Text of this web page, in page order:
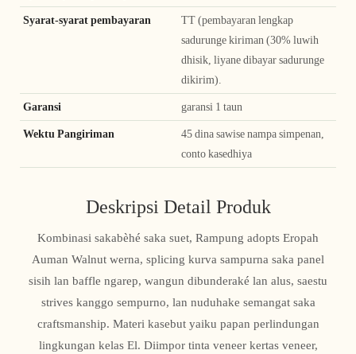
Syarat-syarat pembayaran
TT (pembayaran lengkap
sadurunge kiriman (30% luwih
dhisik, liyane dibayar sadurunge
dikirim).
Garansi garansi 1 taun
Wektu Pangiriman
45 dina sawise nampa simpenan,
conto kasedhiya
Deskripsi Detail Produk
Kombinasi sakabèhé saka suet, Rampung adopts Eropah
Auman Walnut werna, splicing kurva sampurna saka panel
sisih lan baffle ngarep, wangun dibunderaké lan alus, saestu
strives kanggo sempurno, lan nuduhake semangat saka
craftsmanship. Materi kasebut yaiku papan perlindungan
lingkungan kelas El. Diimpor tinta veneer kertas veneer,